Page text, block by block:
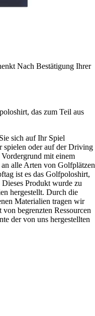
Nach Bestätigung Ihrer
das zum Teil aus
sich auf Ihr Spiel
spielen oder auf der Driving
mit einem
alle Arten von Golfplätzen
ist es das Golfpoloshirt,
Produkt wurde zu
hergestellt. Durch die
Materialien tragen wir
begrenzten Ressourcen
der von uns hergestellten